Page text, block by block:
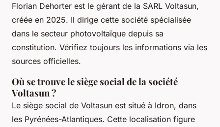
Florian Dehorter est le gérant de la SARL Voltasun,
créée en 2025. Il dirige cette société spécialisée
dans le secteur photovoltaïque depuis sa
constitution. Vérifiez toujours les informations via les
sources officielles.
Où se trouve le siège social de la société
Voltasun ?
Le siège social de Voltasun est situé à Idron, dans
les Pyrénées-Atlantiques. Cette localisation figure